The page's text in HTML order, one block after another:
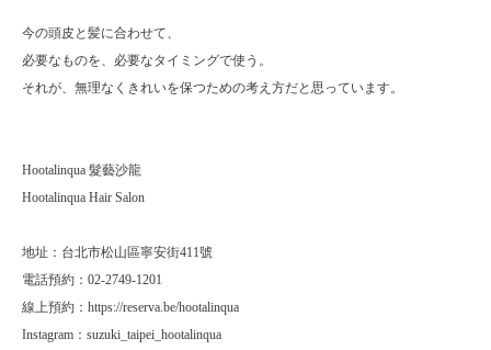
今の頭皮と髪に合わせて、
必要なものを、必要なタイミングで使う。
それが、無理なくきれいを保つための考え方だと思っています。
Hootalinqua 髮藝沙龍
Hootalinqua Hair Salon
地址：台北市松山區寧安街411號
電話預約：02-2749-1201
線上預約：https://reserva.be/hootalinqua
Instagram：suzuki_taipei_hootalinqua